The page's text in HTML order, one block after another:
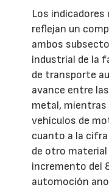
Los
reflejan un
ambos
industrial de la
de transporte
avance entre
metal, mientras
vehículos de
cuanto a la
de otro
incremento del
automoción